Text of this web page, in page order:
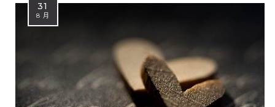
31
8 月